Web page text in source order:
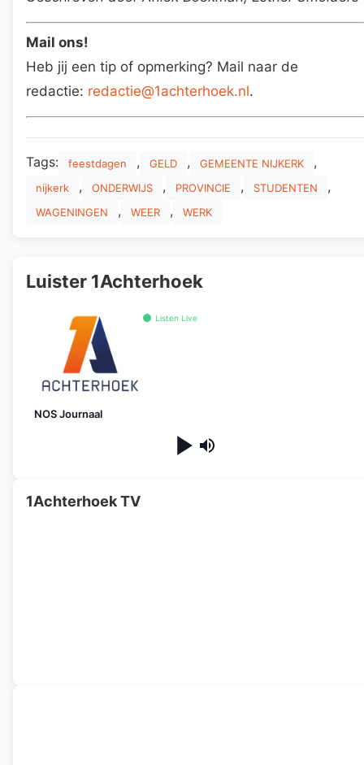
Mail ons!
Heb jij een tip of opmerking? Mail naar de
redactie: redactie@1achterhoek.nl.
Tags: feestdagen , GELD , GEMEENTE NIJKERK ,
nijkerk , ONDERWIJS , PROVINCIE , STUDENTEN ,
WAGENINGEN , WEER , WERK
Luister 1Achterhoek
Listen Live
NOS Journaal
1Achterhoek TV